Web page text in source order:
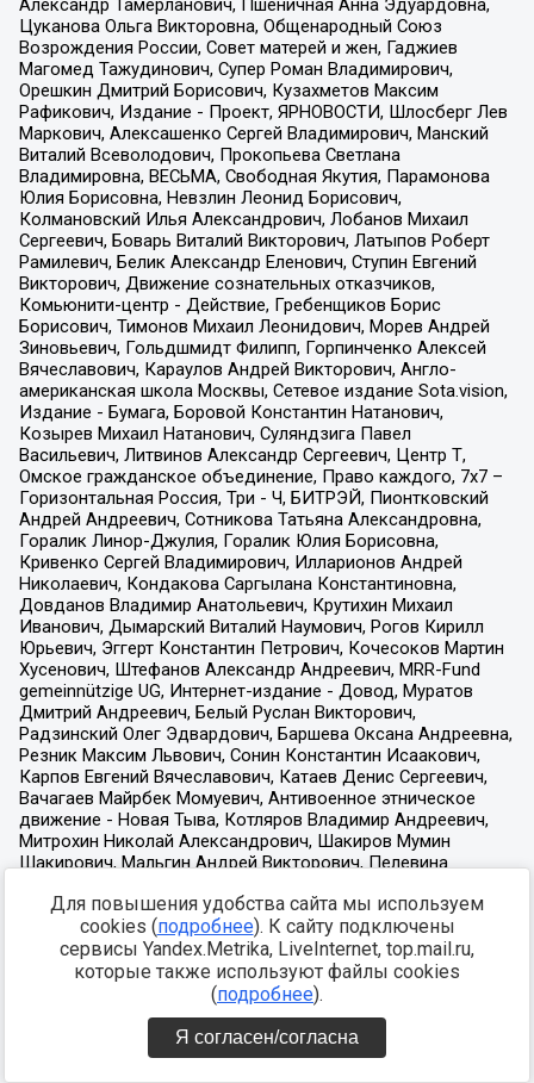
Для повышения удобства сайта мы используем
cookies (подробнее). К сайту подключены
сервисы Yandex.Metrika, LiveInternet, top.mail.ru,
которые также используют файлы cookies
(подробнее).
Я согласен/согласна